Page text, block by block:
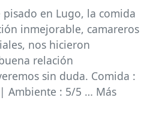
en Lugo, la comida
inmejorable, camareros
nos hicieron
relación
sin duda. Comida :
Ambiente : 5/5 … Más